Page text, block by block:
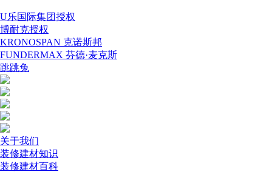
U乐国际集团授权
博耐克授权
KRONOSPAN 克诺斯邦
FUNDERMAX 芬德·麦克斯
跳跳兔
关于我们
装修建材知识
装修建材百科